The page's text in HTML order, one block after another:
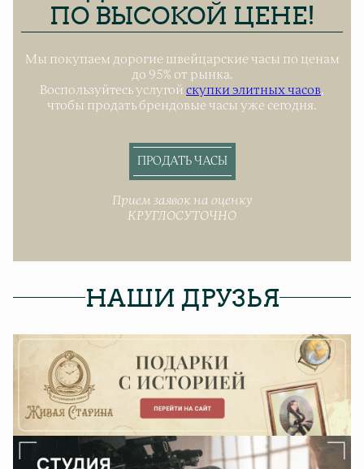
ПО ВЫСОКОЙ ЦЕНЕ!
Мы покупаем дорогие швейцарские часы по ценам
до 95% от рынка.
Воспользуйтесь услугой скупки элитных часов,
чтобы продать брендовые часы уже сегодня.
ПРОДАТЬ ЧАСЫ
Прием заявок на оценку
КРУГЛОСУТОЧНО
НАШИ ДРУЗЬЯ